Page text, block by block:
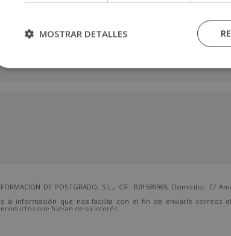
FORMACIÓN DE POSTGRADO, S.L., CIF: B01589969, Domicilio:
la información que nos facilita con el fin de enviarle correos
que fueran de su interés.
identificándose suficientemente, dirigiéndose a la dirección
Política de Privacidad.
MOSTRAR DETALLES